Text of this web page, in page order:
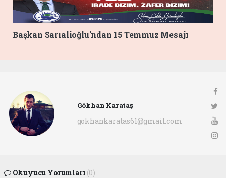
Başkan Sarıalioğlu'ndan 15 Temmuz Mesajı
Gökhan Karataş
gokhankaratas61@gmail.com
Okuyucu Yorumları (0)